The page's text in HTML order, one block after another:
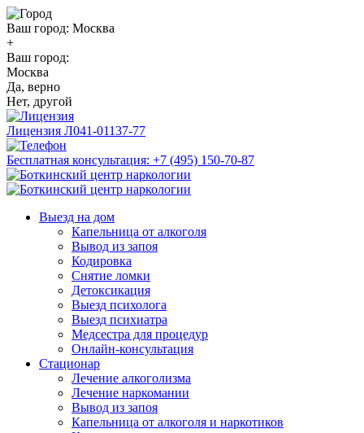
Ваш город: Москва
+
Ваш город:
Москва
Да, верно
Нет, другой
Лицензия Л041-01137-77
Бесплатная консультация: +7 (495) 150-70-87
Выезд на дом
Капельница от алкоголя
Вывод из запоя
Кодировка
Снятие ломки
Детоксикация
Выезд психолога
Выезд психиатра
Медсестра для процедур
Онлайн-консультация
Стационар
Лечение алкоголизма
Лечение наркомании
Вывод из запоя
Капельница от алкоголя и наркотиков